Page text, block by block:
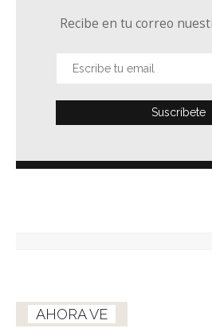
Recibe en tu correo
AHORA VE